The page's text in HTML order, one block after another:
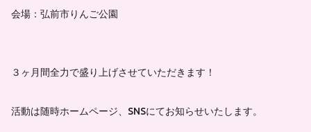
会場：弘前市りんご公園
３ヶ月間全力で盛り上げさせていただきます！
活動は随時ホームページ、SNSにてお知らせいたします。